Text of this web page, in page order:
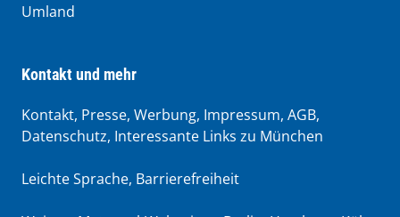
Umland
Kontakt und mehr
Kontakt, Presse, Werbung, Impressum, AGB,
Datenschutz, Interessante Links zu München
Leichte Sprache, Barrierefreiheit